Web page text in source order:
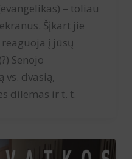
– toliau
Šįkart jie
į jūsų
Senojo
vs. dvasią,
dilemas ir t. t.